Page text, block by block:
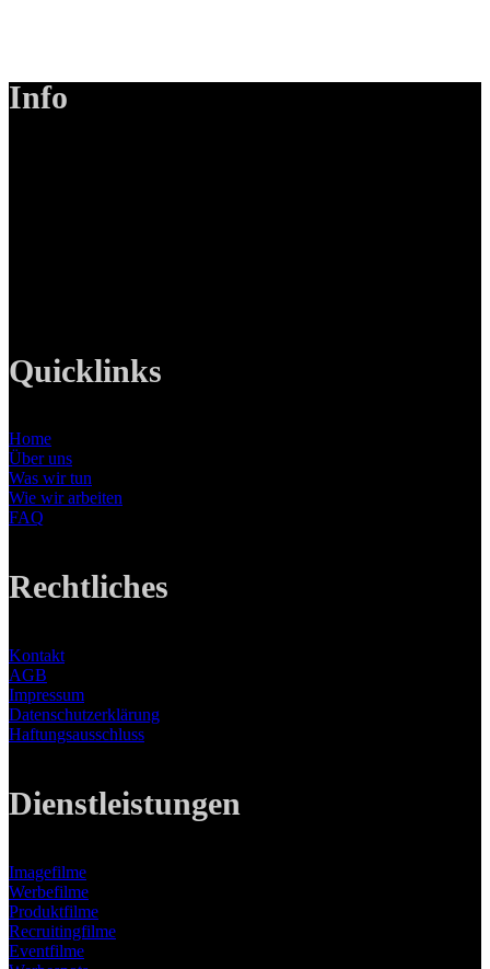
Info
Quicklinks
Home
Über uns
Was wir tun
Wie wir arbeiten
FAQ
Rechtliches
Kontakt
AGB
Impressum
Datenschutzerklärung
Haftungsausschluss
Dienstleistungen
Imagefilme
Werbefilme
Produktfilme
Recruitingfilme
Eventfilme